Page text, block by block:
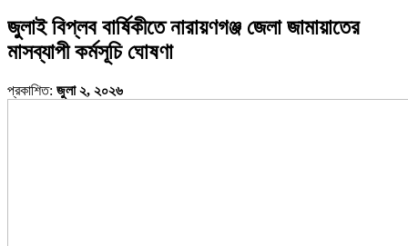
জুলাই বিপ্লব বার্ষিকীতে নারায়ণগঞ্জ জেলা জামায়াতের
মাসব্যাপী কর্মসূচি ঘোষণা
প্রকাশিত: জুলা ২, ২০২৬